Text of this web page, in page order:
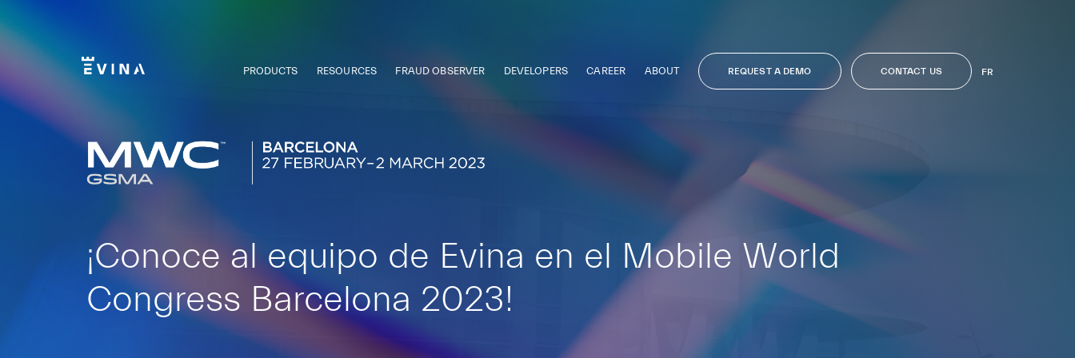
to
content
PRODUCTS RESOURCES FRAUD OBSERVER DEVELOPERS CAREER ABOUT REQUEST A DEMO CONTACT US FR
¡Conoce al equipo de Evina en el Mobile World
Congress Barcelona 2023!